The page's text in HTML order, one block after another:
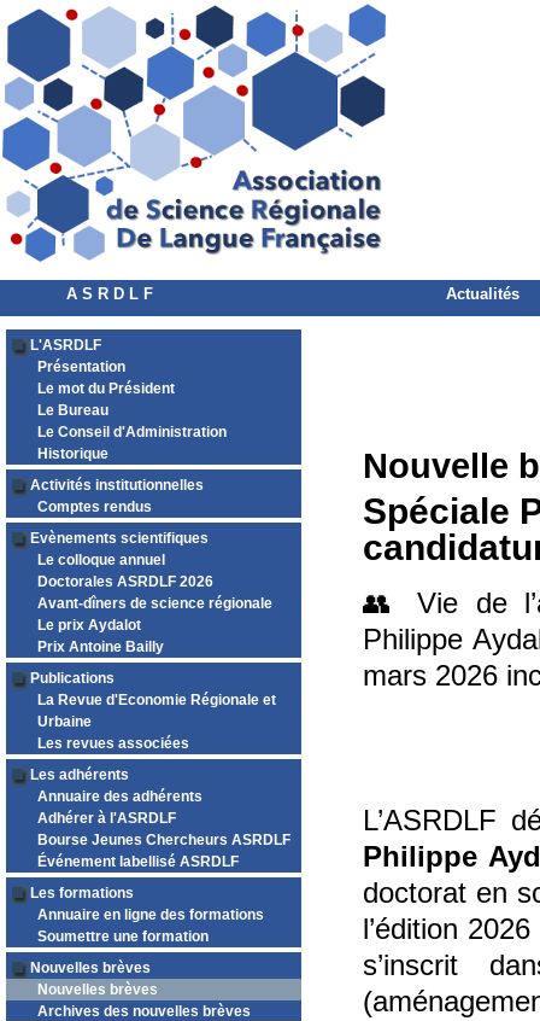
A S R D L F Actualités
L'ASRDLF
Présentation
Le mot du Président
Le Bureau
Le Conseil d'Administration
Historique
Activités institutionnelles
Comptes rendus
Evènements scientifiques
Le colloque annuel
Doctorales ASRDLF 2026
Avant-dîners de science régionale
Le prix Aydalot
Prix Antoine Bailly
Publications
La Revue d'Economie Régionale et
Urbaine
Les revues associées
Les adhérents
Annuaire des adhérents
Adhérer à l'ASRDLF
Bourse Jeunes Chercheurs ASRDLF
Événement labellisé ASRDLF
Les formations
Annuaire en ligne des formations
Soumettre une formation
Nouvelles brèves
Nouvelles brèves
Archives des nouvelles brèves
Nouvelle
Spéciale
👥 Vie de
Philippe
mars 2026
L’ASRDLF
Philippe
doctorat en
l’édition
s’inscrit